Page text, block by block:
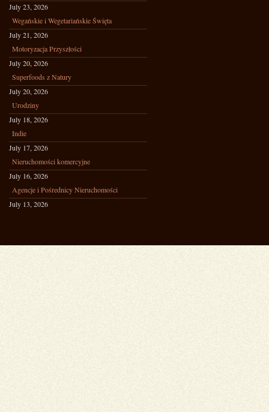
July 23, 2026
Wegańskie i Wegetariańskie Święta
July 21, 2026
Motoryzacja Przyszłości
July 20, 2026
Superfoods z Natury
July 20, 2026
Urodziny
July 18, 2026
Indie
July 17, 2026
Nieruchomości komercyjne
July 16, 2026
Agencje i Pośrednicy Nieruchomości
July 13, 2026